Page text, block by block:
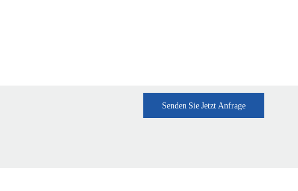
Senden Sie Jetzt Anfrage